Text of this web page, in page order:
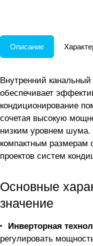
Описание
Внутренний
обеспечивает
кондиционирование
сочетая высокую
низким уровнем шума.
компактным размерам
проектов систем
Основные
значение
Инверторная
регулировать